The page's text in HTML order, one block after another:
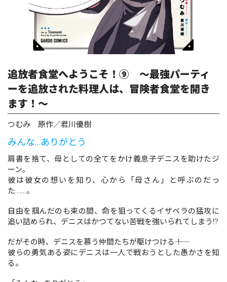
コミックガルド
コミックパルフェ
閉じる
追放者食堂へようこそ！⑨ ～最強パーティ
ーを追放された料理人は、冒険者食堂を開き
ます！～
つむみ 原作／君川優樹
みんな…ありがとう
肩書を捨て、母としての全てをかけ義息子デニスを助けたジ
ーン。
彼は彼女の想いを知り、心から「母さん」と呼ぶのだっ
た……。
自由を掴んだのも束の間、命を狙ってくるイザベラの猛攻に
追い詰められ、デニスはかつてない苦戦を強いられてしまう!?
だがその時、デニスを慕う仲間たちが駆けつける――！
彼らの勇気ある姿にデニスは一人で戦おうとした愚かさを知
る。